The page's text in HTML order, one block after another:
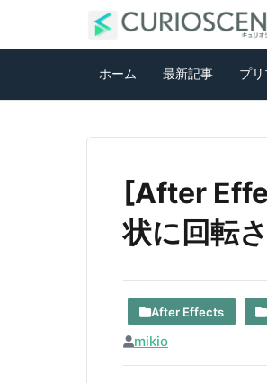
ホーム 最新記事 プ
[After
状に回転
After Effects
mikio